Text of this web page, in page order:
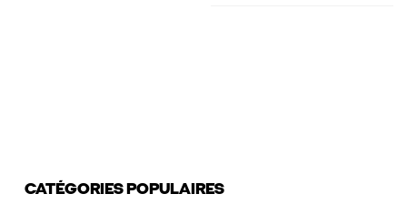
CATÉGORIES POPULAIRES